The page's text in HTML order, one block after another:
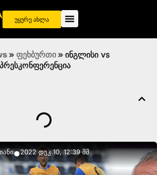
უყურე ახლა
» ფეხბურთი » ინგლისი vs
●2022 დეკ 10, 12:39 შშ